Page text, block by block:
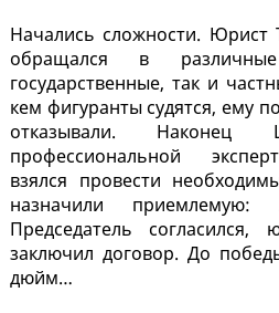
Начались сложности. Юрист
обращался в
государственные, так и
кем фигуранты судятся, ему
отказывали. Наконец
профессиональной
взялся провести
назначили
Председатель
заключил договор. До
дюйм…